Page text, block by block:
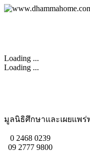
Loading ...
Loading ...
มูลนิธิศึกษาและเผยแพ
0 2468 0239
09 2777 9800